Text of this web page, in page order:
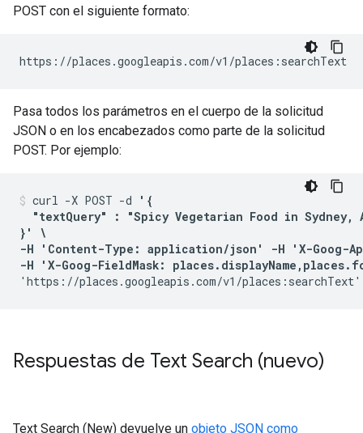
POST con el siguiente formato:
https://places.googleapis.com/v1/places:searchText
Pasa todos los parámetros en el cuerpo de la solicitud
JSON o en los encabezados como parte de la solicitud
POST. Por ejemplo:
curl -X POST -d
'{
"textQuery" : "Spicy Vegetarian Food in Sydney,
}' \
-H 'Content-Type: application/json' -H 'X-Goog-
-H 'X-Goog-FieldMask:
'https://places.googleapis.com/v1/places:searchText'
Respuestas de Text Search (nuevo)
Text Search (New) devuelve un objeto JSON como